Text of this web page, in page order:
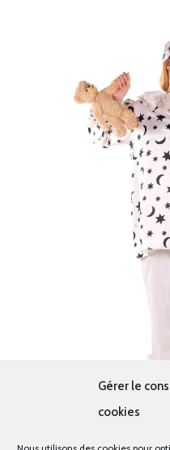
Gérer le
cookies